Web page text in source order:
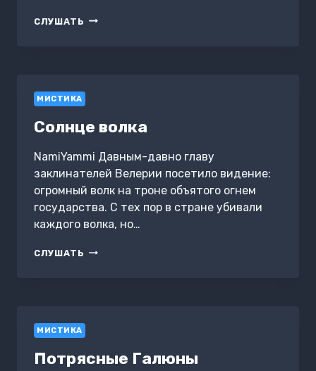
СЛУШАТЬ ПРО
МИСТИКА
Солнце волка
NamiYammi Давным-давно главу
заклинателей Велерии посетило видение:
огромный волк на троне объятого огнем
государства. С тех пор в стране убивали
каждого волка, но…
СЛУШАТЬ СОЛНЦЕ
МИСТИКА
Потрясные Галюны